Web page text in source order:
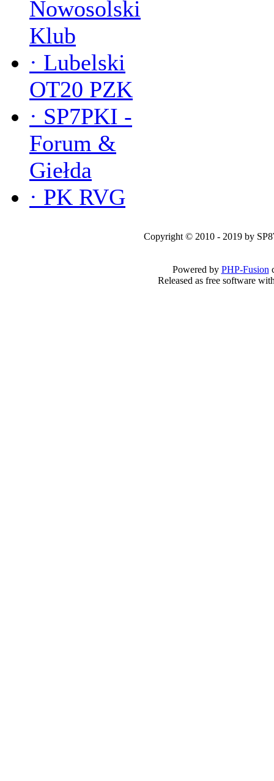
Nowosolski
Klub
· Lubelski
OT20 PZK
· SP7PKI -
Forum &
Giełda
· PK RVG
Copyright © 2010 - 2019 by
Powered by PHP-Fusion
Released as free software